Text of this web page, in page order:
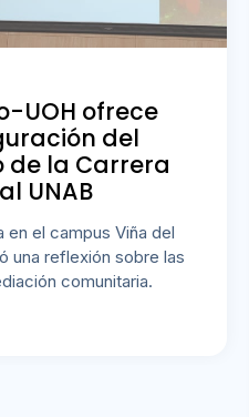
UOH ofrece
del
de la Carrera
UNAB
en el campus Viña del
una reflexión sobre las
comunitaria.